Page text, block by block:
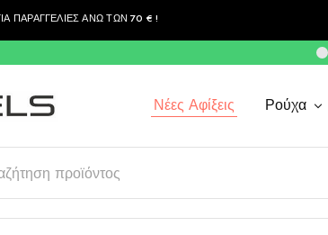
ΠΑΡΑΓΓΕΛΙΕΣ ΑΝΩ ΤΩΝ 70 € !
Νέες Αφίξεις Ρούχα